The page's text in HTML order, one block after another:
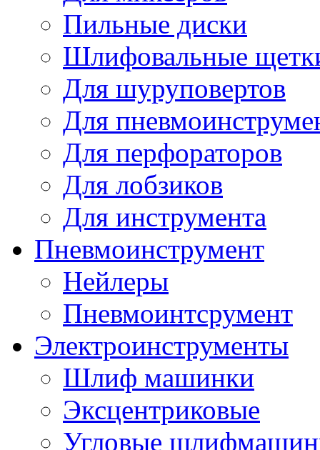
Пильные диски
Шлифовальные
Для шуруповертов
Для
Для перфораторов
Для лобзиков
Для инструмента
Пневмоинструмент
Нейлеры
Пневмоинтсрумент
Электроинструменты
Шлиф машинки
Эксцентриковые
Угловые